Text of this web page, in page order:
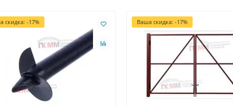
скидка: -17% Ваша скидка: -17%